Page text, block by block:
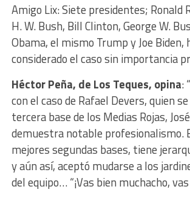
Amigo Lix: Siete presidentes; Ronald
H. W. Bush, Bill Clinton, George W.
Obama, el mismo Trump y Joe Biden,
considerado el caso sin importancia
Héctor Peña, de Los Teques, opina:
con el caso de Rafael Devers, quien
tercera base de los Medias Rojas,
demuestra notable profesionalismo.
mejores segundas bases, tiene
y aún así, aceptó mudarse a los
del equipo… “¡Vas bien muchacho, vas